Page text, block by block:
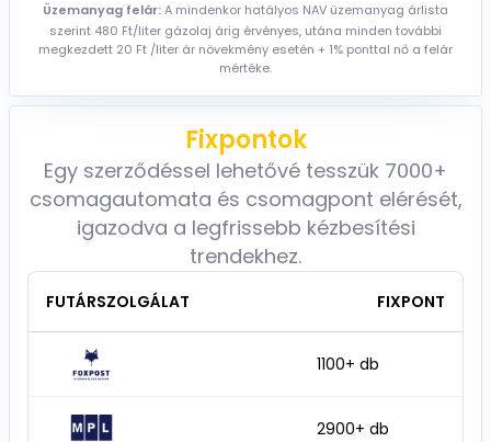
Üzemanyag felár:A mindenkor hatályos NAV üzemanyag árlista
szerint 480 Ft/liter gázolaj árig érvényes, utána minden további
megkezdett 20 Ft /liter ár növekmény esetén + 1% ponttal nő a felár
mértéke.
Fixpontok
Egy szerződéssel lehetővé tesszük 7000+
csomagautomata és csomagpont elérését,
igazodva a legfrissebb kézbesítési
trendekhez.
FUTÁRSZOLGÁLAT FIXPONT
1100+ db
2900+ db